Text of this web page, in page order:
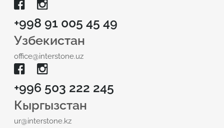
+998 91 005 45 49
Узбекистан
office@interstone.uz
+996 503 222 245
Кыргызстан
ur@interstone.kz